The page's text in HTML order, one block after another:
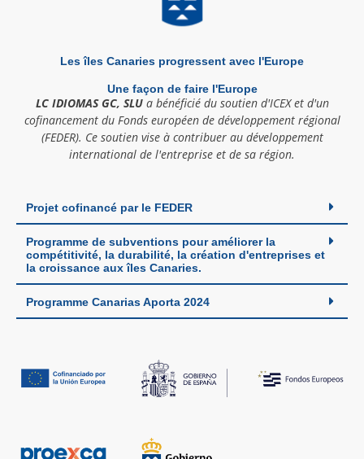
Les îles Canaries progressent avec l'Europe
Une façon de faire l'Europe
LC IDIOMAS GC, SLUa bénéficié du soutien d'ICEX et d'un
cofinancement du Fonds européen de développement régional
(FEDER). Ce soutien vise à contribuer au développement
international de l'entreprise et de sa région.
Projet cofinancé par le FEDER
Programme de subventions pour améliorer la
compétitivité, la durabilité, la création d'entreprises et
la croissance aux îles Canaries.
Programme Canarias Aporta 2024